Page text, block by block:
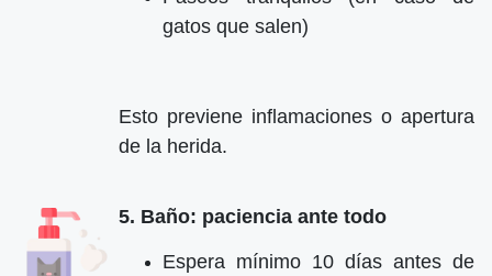
gatos que salen)
Esto previene inflamaciones o apertura
de la herida.
5. Baño: paciencia ante todo
Espera mínimo 10 días antes de